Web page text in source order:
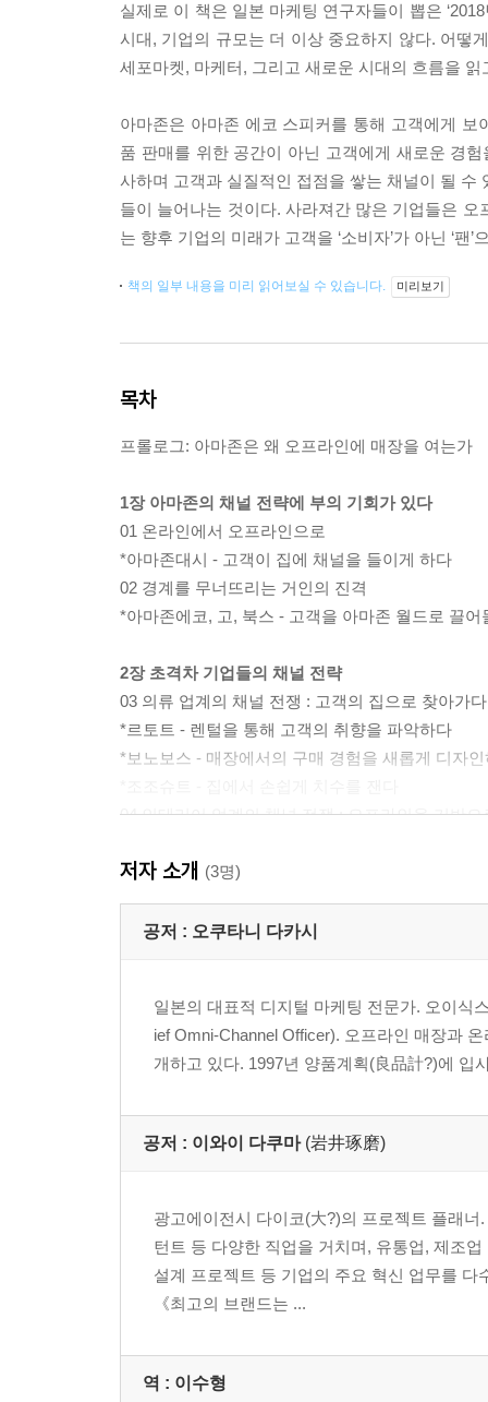
실제로 이 책은 일본 마케팅 연구자들이 뽑은
시대, 기업의 규모는 더 이상 중요하지 않다. 어떻
세포마켓, 마케터, 그리고 새로운 시대의 흐름을
아마존은 아마존 에코 스피커를 통해 고객에게
품 판매를 위한 공간이 아닌 고객에게 새로운 경
사하며 고객과 실질적인 접점을 쌓는 채널이 될
들이 늘어나는 것이다. 사라져간 많은 기업들은
는 향후 기업의 미래가 고객을 ‘소비자’가 아닌 ‘
책의 일부 내용을 미리 읽어보실 수 있습니다. 미리보기
목차
프롤로그: 아마존은 왜 오프라인에 매장을 여는가
1장 아마존의 채널 전략에 부의 기회가 있다
01 온라인에서 오프라인으로
*아마존대시 - 고객이 집에 채널을 들이게 하다
02 경계를 무너뜨리는 거인의 진격
*아마존에코, 고, 북스 - 고객을 아마존 월드로 끌어
2장 초격차 기업들의 채널 전략
03 의류 업계의 채널 전쟁 : 고객의 집으로 찾아가다
*르토트 - 렌털을 통해 고객의 취향을 파악하다
*보노보스 - 매장에서의 구매 경험을 새롭게 디자
04 인테리어 업계의 채널 전쟁 : 오프라인을 기반으
*이케아 플레이스 - 고객의 집을 쇼룸화하다
05 식품 업계의 채널 전쟁 : 라이프 스타일에 큰 영
*아마존프레시 - 고객의 라이프 스타일을 손에 넣다
06 택시 업계의 채널 전쟁 : 온라인이란 날개를 달다
*우버 vs 택시 - e커머스 물결이 밀려온다
08 ‘옴니 채널’이란 무엇인가
4장 경험을 디자인한다
10 채널 설계는 어떤 관점에서 이루어지는가
11 이전에 없던 경험을 제공하라
*디퍼런스 - 자신의 스타일에 맞게 자유롭고 즐겁
*와비파커 - 안경을 미리 사용해보고 구매한다
저자 소개 (3명)
공저 : 오쿠타니 다카시
일본의 대표적 디지털 마케팅 전문가. 오이식
ief Omni-Channel Officer). 오프라인 매장과
개하고 있다. 1997년 양품계획(良品計?)에 입
공저 : 이와이 다쿠마 (岩井琢磨)
광고에이전시 다이코(大?)의 프로젝트 플래
턴트 등 다양한 직업을 거치며, 유통업, 제조
설계 프로젝트 등 기업의 주요 혁신 업무를
《최고의 브랜드는 ...
역 : 이수형